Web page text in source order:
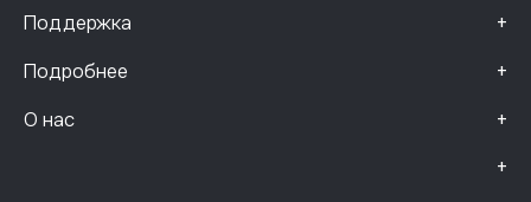
Поддержка +
Подробнее +
О нас +
+